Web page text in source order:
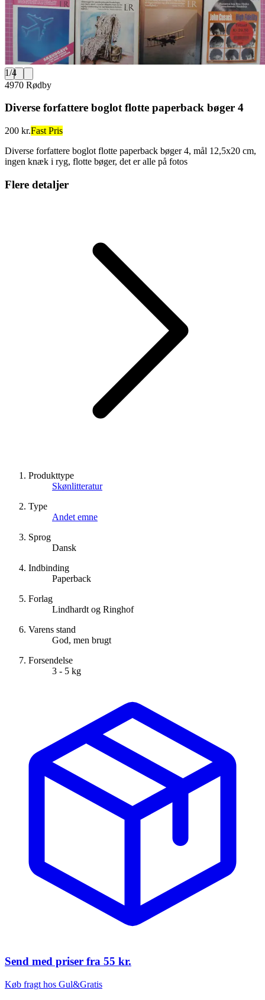
1/4
4970 Rødby
Diverse forfattere boglot flotte paperback bøger 4
200 kr.Fast Pris
Diverse forfattere boglot flotte paperback bøger 4, mål 12,5x20 cm,
ingen knæk i ryg, flotte bøger, det er alle på fotos
Flere detaljer
Produkttype
Skønlitteratur
Type
Andet emne
Sprog
Dansk
Indbinding
Paperback
Forlag
Lindhardt og Ringhof
Varens stand
God, men brugt
Forsendelse
3 - 5 kg
Send med priser fra 55 kr.
Køb fragt hos Gul&Gratis